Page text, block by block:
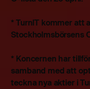
* TurnIT kommer att
Stockholmsbörsens
* Koncernen har
samband med att
teckna nya aktier i